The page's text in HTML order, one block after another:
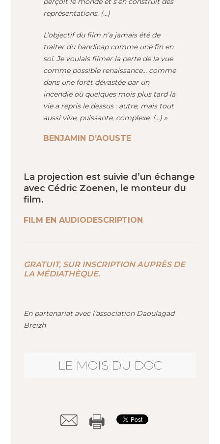
représentations. (…)
L’objectif du film n’a jamais été de
traiter du handicap comme une fin en
soi. Je voulais filmer la perte de la vue
comme possible renaissance… comme
dans une forêt dévastée par un
incendie où quelques mois plus tard la
vie a repris le dessus : autre, mais tout
aussi vive, puissante, complexe. (…) »
BENJAMIN D’AOUSTE
La projection est suivie d’un échange
avec Cédric Zoenen, le monteur du
film.
FILM EN AUDIODESCRIPTION
GRATUIT, SUR INSCRIPTION AUPRÈS DE
LA MÉDIATHÈQUE.
En partenariat avec l’association Daoulagad
Breizh
LE MOIS DU DOC